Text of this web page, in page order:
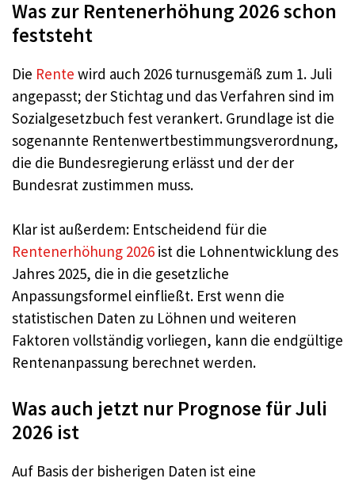
Was zur Rentenerhöhung 2026 schon
feststeht
Die Rente wird auch 2026 turnusgemäß zum 1. Juli
angepasst; der Stichtag und das Verfahren sind im
Sozialgesetzbuch fest verankert. Grundlage ist die
sogenannte Rentenwertbestimmungsverordnung,
die die Bundesregierung erlässt und der der
Bundesrat zustimmen muss.
Klar ist außerdem: Entscheidend für die
Rentenerhöhung 2026 ist die Lohnentwicklung des
Jahres 2025, die in die gesetzliche
Anpassungsformel einfließt. Erst wenn die
statistischen Daten zu Löhnen und weiteren
Faktoren vollständig vorliegen, kann die endgültige
Rentenanpassung berechnet werden.
Was auch jetzt nur Prognose für Juli
2026 ist
Auf Basis der bisherigen Daten ist eine